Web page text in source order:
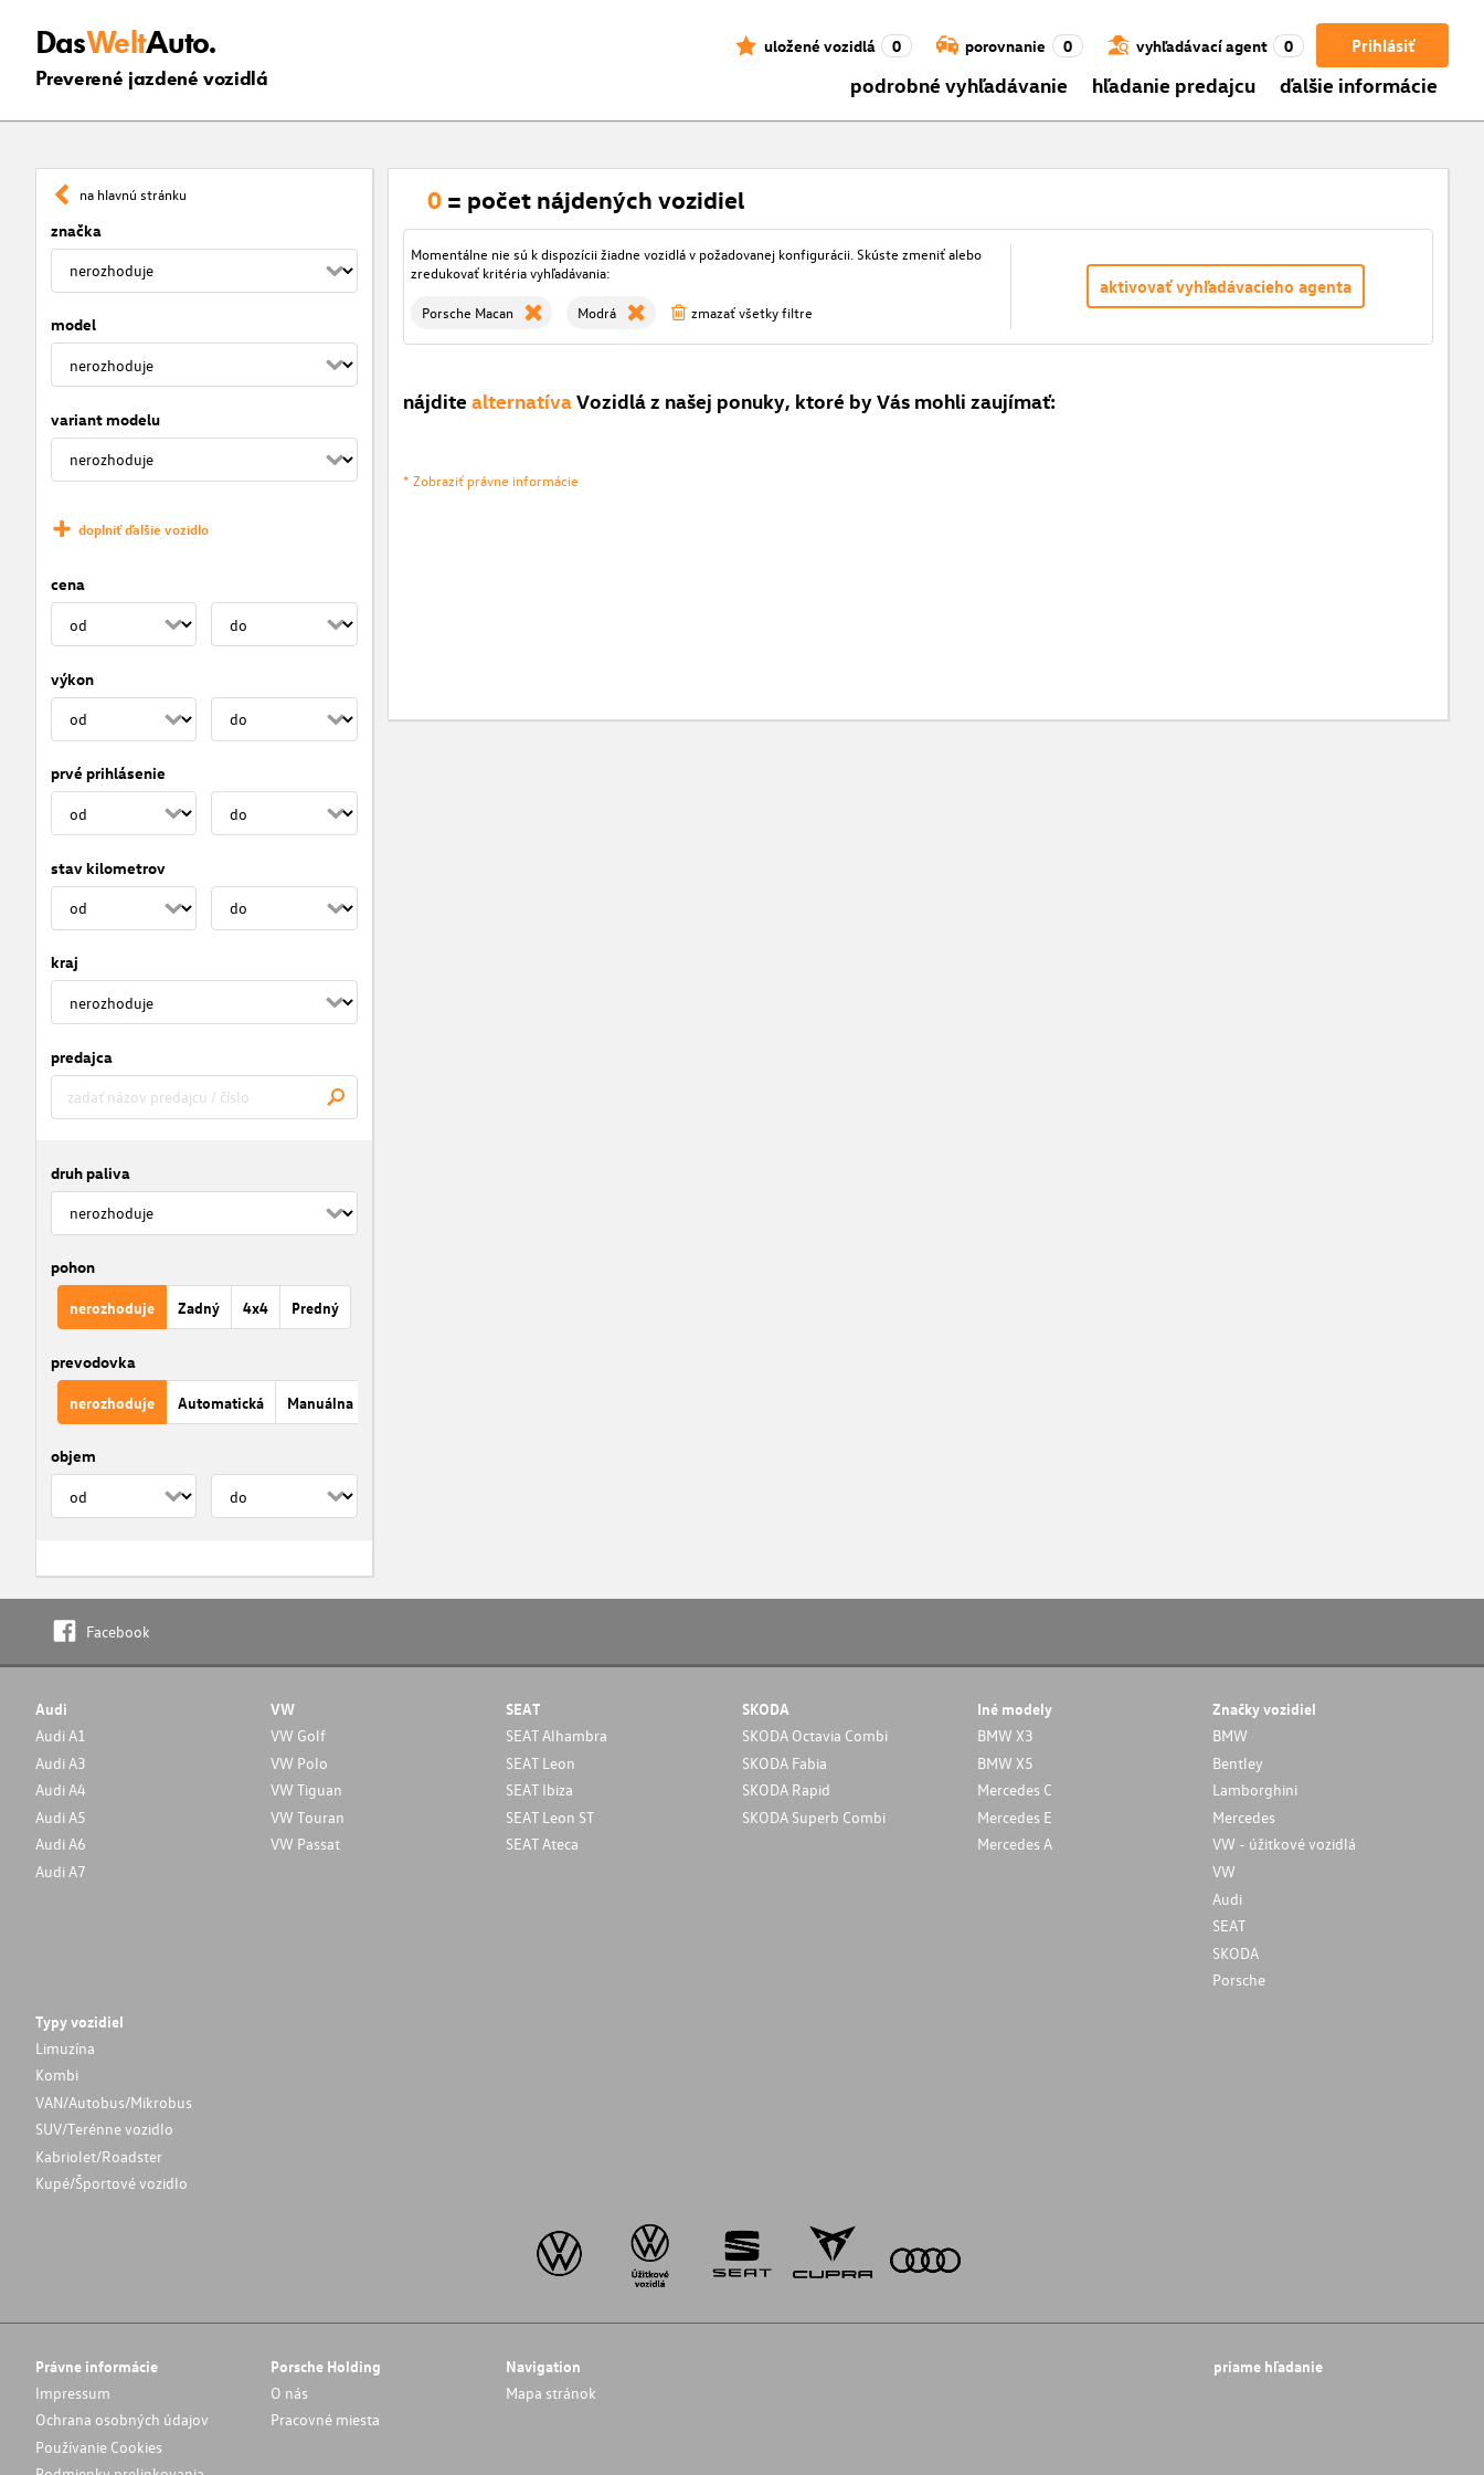
DasWeltAuto.
Preverené jazdené vozidlá
Prihlásiť
uložené vozidlá 0 porovnanie 0 vyhľadávací agent 0
podrobné vyhľadávanie hľadanie predajcu ďalšie informácie
na hlavnú stránku
značka
model
variant modelu
doplniť ďalšie vozidlo
cena
výkon
prvé prihlásenie
stav kilometrov
kraj
predajca
druh paliva
pohon
nerozhoduje Zadný 4x4 Predný
prevodovka
nerozhoduje Automatická Manuálna
objem
0 = počet nájdených vozidiel
Momentálne nie sú k dispozícii žiadne vozidlá v požadovanej konfigurácii. Skúste zmeniť alebo
zredukovať kritéria vyhľadávania:
Porsche Macan Modrá zmazať všetky filtre
aktivovať vyhľadávacieho agenta
nájdite alternatíva Vozidlá z našej ponuky, ktoré by Vás mohli zaujímať:
* Zobraziť právne informácie
Facebook
Audi
Audi A1
Audi A3
Audi A4
Audi A5
Audi A6
Audi A7
VW
VW Golf
VW Polo
VW Tiguan
VW Touran
VW Passat
SEAT
SEAT Alhambra
SEAT Leon
SEAT Ibiza
SEAT Leon ST
SEAT Ateca
SKODA
SKODA Octavia Combi
SKODA Fabia
SKODA Rapid
SKODA Superb Combi
Iné modely
BMW X3
BMW X5
Mercedes C
Mercedes E
Mercedes A
Značky vozidiel
BMW
Bentley
Lamborghini
Mercedes
VW - úžitkové vozidlá
VW
Audi
SEAT
SKODA
Porsche
Typy vozidiel
Limuzína
Kombi
VAN/Autobus/Mikrobus
SUV/Terénne vozidlo
Kabriolet/Roadster
Kupé/Športové vozidlo
Právne informácie
Impressum
Ochrana osobných údajov
Používanie Cookies
Porsche Holding
O nás
Pracovné miesta
Navigation
Mapa stránok
priame hľadanie